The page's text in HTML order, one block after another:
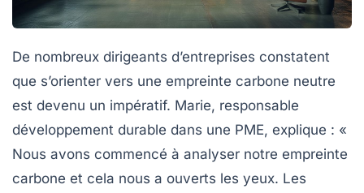
De nombreux dirigeants d’entreprises constatent
que s’orienter vers une empreinte carbone neutre
est devenu un impératif. Marie, responsable
développement durable dans une PME, explique : «
Nous avons commencé à analyser notre empreinte
carbone et cela nous a ouverts les yeux. Les